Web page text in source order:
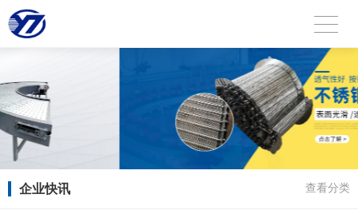
企业快讯 查看分类